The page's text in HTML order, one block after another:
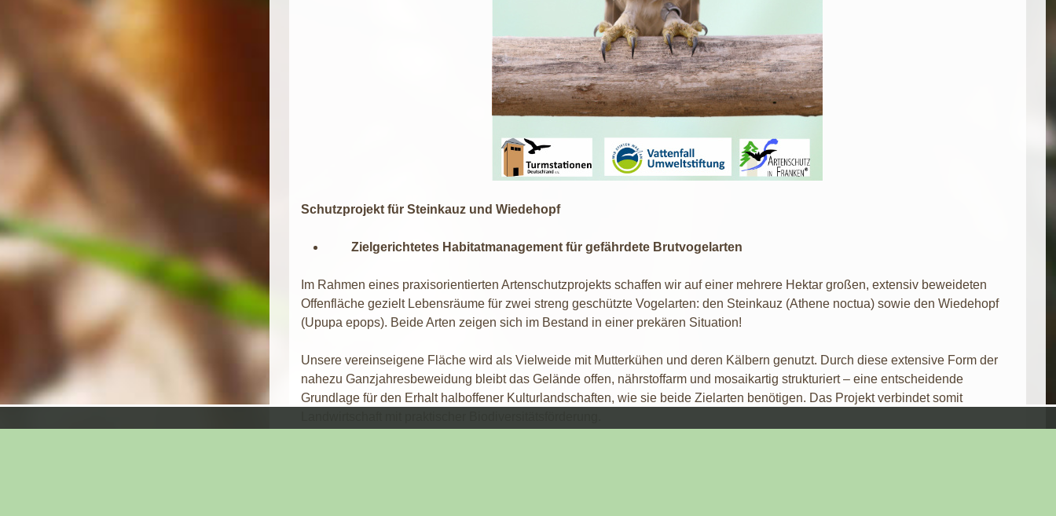
Schutzprojekt für Steinkauz und Wiedehopf
Zielgerichtetes Habitatmanagement für gefährdete Brutvogelarten
Im Rahmen eines praxisorientierten Artenschutzprojekts schaffen wir auf einer mehrere Hektar großen, extensiv beweideten
Offenfläche gezielt Lebensräume für zwei streng geschützte Vogelarten: den Steinkauz (Athene noctua) sowie den Wiedehopf
(Upupa epops). Beide Arten zeigen sich im Bestand in einer prekären Situation!
Unsere vereinseigene Fläche wird als Vielweide mit Mutterkühen und deren Kälbern genutzt. Durch diese extensive Form der
nahezu Ganzjahresbeweidung bleibt das Gelände offen, nährstoffarm und mosaikartig strukturiert – eine entscheidende
Grundlage für den Erhalt halboffener Kulturlandschaften, wie sie beide Zielarten benötigen. Das Projekt verbindet somit